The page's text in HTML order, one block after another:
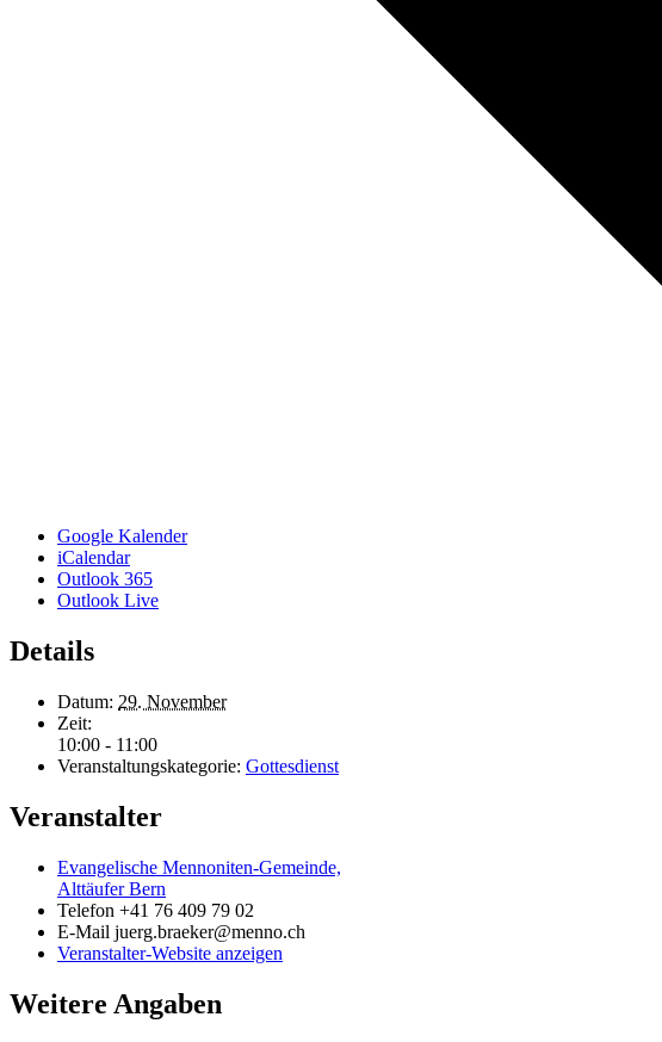
Google Kalender
iCalendar
Outlook 365
Outlook Live
Details
Datum: 29. November
Zeit:
10:00 - 11:00
Veranstaltungskategorie: Gottesdienst
Veranstalter
Evangelische Mennoniten-Gemeinde,
Alttäufer Bern
Telefon +41 76 409 79 02
E-Mail juerg.braeker@menno.ch
Veranstalter-Website anzeigen
Weitere Angaben